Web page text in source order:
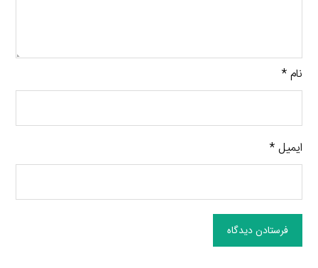
نام*
ایمیل*
فرستادن دیدگاه